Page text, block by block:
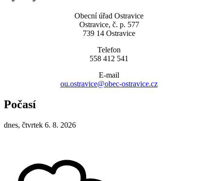
Obecní úřad Ostravice
Ostravice, č. p. 577
739 14 Ostravice
Telefon
558 412 541
E-mail
ou.ostravice@obec-ostravice.cz
Počasí
dnes, čtvrtek 6. 8. 2026